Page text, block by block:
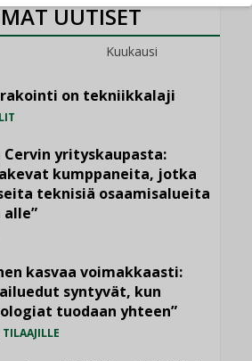
UUTISET
Kuukausi
on tekniikkalaji
Cervin yrityskaupasta:
kumppaneita, jotka
teknisiä osaamisalueita
kasvaa voimakkaasti:
syntyvät, kun
tuodaan yhteen”
TILAAJILLE